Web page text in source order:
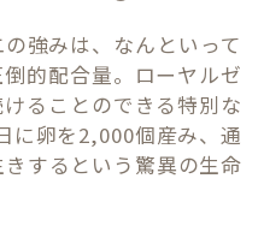
強みは、なんといって
的配合量。ローヤルゼ
ることのできる特別な
に卵を2,000個産み、通
するという驚異の生命